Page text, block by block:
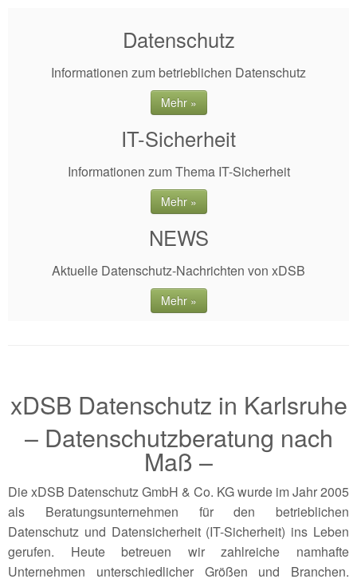
Datenschutz
Informationen zum betrieblichen Datenschutz
Mehr »
IT-Sicherheit
Informationen zum Thema IT-Sicherheit
Mehr »
NEWS
Aktuelle Datenschutz-Nachrichten von xDSB
Mehr »
xDSB Datenschutz in Karlsruhe
– Datenschutzberatung nach
Maß –
Die xDSB Datenschutz GmbH & Co. KG wurde im Jahr 2005
als Beratungsunternehmen für den betrieblichen
Datenschutz und Datensicherheit (IT-Sicherheit) ins Leben
gerufen. Heute betreuen wir zahlreiche namhafte
Unternehmen unterschiedlicher Größen und Branchen.